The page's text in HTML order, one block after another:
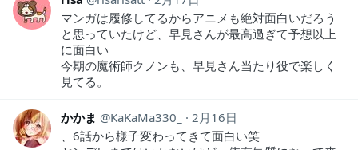
マンガは履修してるからアニメも絶対面白いだろう
と思っていたけど、早見さんが最高過ぎて予想以上
に面白い
今期の魔術師クノンも、早見さん当たり役で楽しく
見てる。
かかま KaKaMa330_
2月16日
、6話から様子変わってきて面白い笑